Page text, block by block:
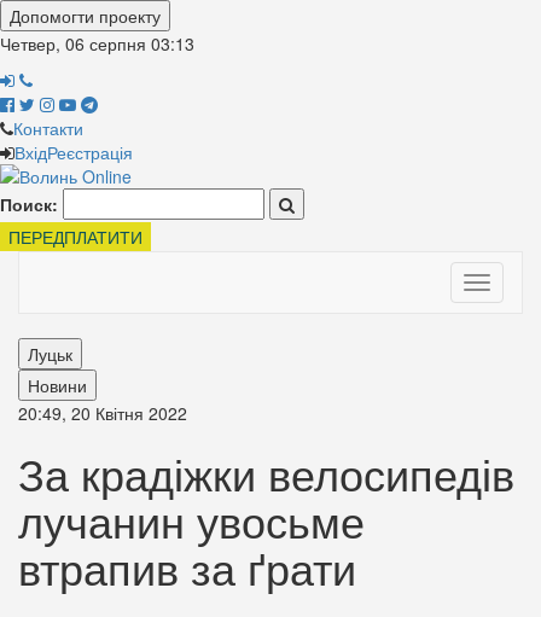
Допомогти проекту
Четвер, 06 серпня 03:13
Контакти
ВхідРеєстрація
Поиск:
ПЕРЕДПЛАТИТИ
Toggle
Луцьк
Новини
20:49, 20 Квітня 2022
За крадіжки велосипедів
лучанин увосьме
втрапив за ґрати